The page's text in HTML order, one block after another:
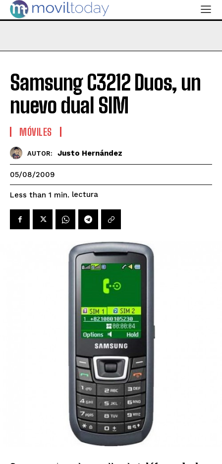
Samsung C3212 Duos, un
nuevo dual SIM
MÓVILES
AUTOR: Justo Hernández
05/08/2009
Less than 1 min. lectura